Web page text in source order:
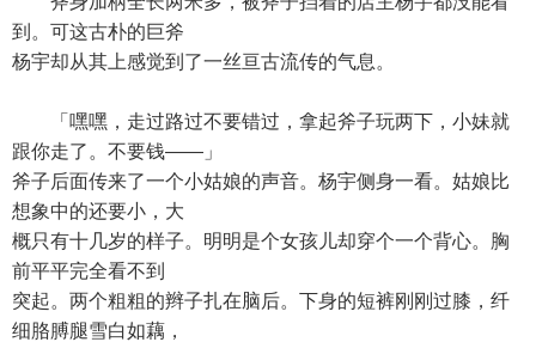
到。可这古朴的巨斧
杨宇却从其上感觉到了一丝亘古流传的气息。
「嘿嘿，走过路过不要错过，拿起斧子玩两下，小妹就
跟你走了。不要钱——」
斧子后面传来了一个小姑娘的声音。杨宇侧身一看。姑娘比
想象中的还要小，大
概只有十几岁的样子。明明是个女孩儿却穿个一个背心。胸
前平平完全看不到
突起。两个粗粗的辫子扎在脑后。下身的短裤刚刚过膝，纤
细胳膊腿雪白如藕，